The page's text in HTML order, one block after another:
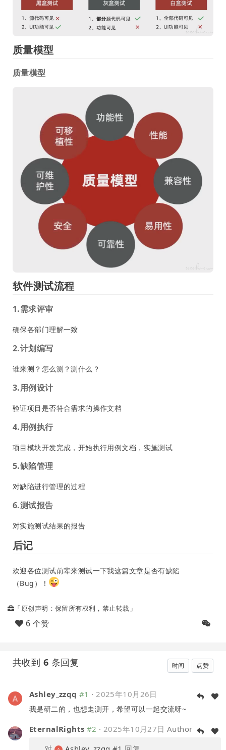
质量模型
质量模型
软件测试流程
1.需求评审
确保各部门理解一致
2.计划编写
谁来测？怎么测？测什么？
3.用例设计
验证项目是否符合需求的操作文档
4.用例执行
项目模块开发完成，开始执行用例文档，实施测试
5.缺陷管理
对缺陷进行管理的过程
6.测试报告
对实施测试结果的报告
后记
欢迎各位测试前辈来测试一下我这篇文章是否有缺陷
（Bug）！
「原创声明：保留所有权利，禁止转载」
6 个赞
共收到 6 条回复 时间 点赞
Ashley_zzqq #1 ·2025年10月26日
我是研二的，也想走测开，希望可以一起交流呀~
EternalRights #2 · 2025年10月27日 Author